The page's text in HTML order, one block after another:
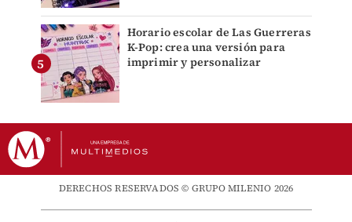
Horario escolar de Las Guerreras
K-Pop: crea una versión para
imprimir y personalizar
DERECHOS RESERVADOS © GRUPO MILENIO 2026